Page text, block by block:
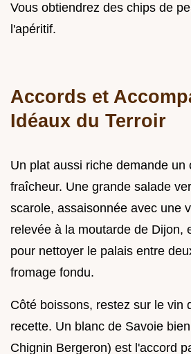
Vous obtiendrez des chips de
l'apéritif.
Accords et
Idéaux du Terroir
Un plat aussi riche demande un
fraîcheur. Une grande salade
scarole, assaisonnée avec une
relevée à la moutarde de Dijon,
pour nettoyer le palais entre
fromage fondu.
Côté boissons, restez sur le vin
recette. Un blanc de Savoie
Chignin Bergeron) est l'accord